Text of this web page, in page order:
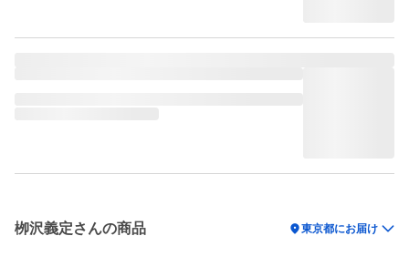
栁沢義定さんの商品 location_on東京都にお届け